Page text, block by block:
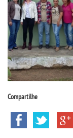
BACHARELADOS
LICENCIATURAS
TECNOLÓGICOS
VESTIBULAR
INSCREVA-SE
Compartilhe